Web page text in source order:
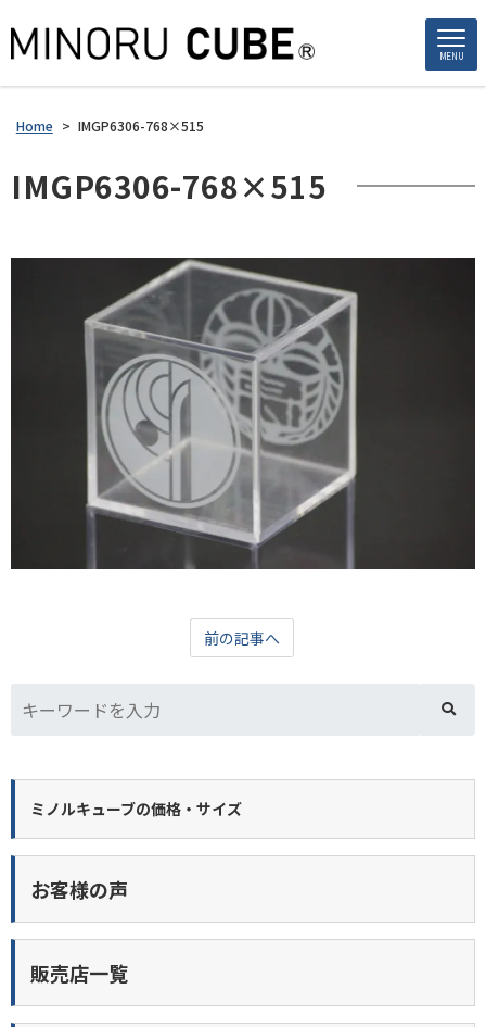
MENU
Home > IMGP6306-768×515
IMGP6306-768×515
前の記事へ
ミノルキューブの価格・サイズ
お客様の声
販売店一覧